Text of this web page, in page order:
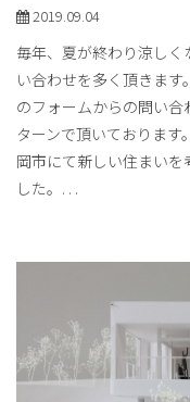
2019.09.04
毎年、夏が終わり涼し
い合わせを多く頂きま
のフォームからの問い
ターンで頂いております
岡市にて新しい住まい
した。 . . .